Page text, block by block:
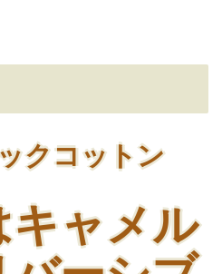
クコットン
キャメル